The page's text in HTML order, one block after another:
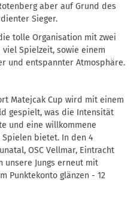
aber auf Grund des
Sieger.
tolle Organisation mit zwei
Spielzeit, sowie einem
und entspannter Atmosphäre.
Matejcak Cup wird mit einem
gespielt, was die Intensität
und eine willkommene
Spielen bietet. In den 4
OSC Vellmar, Eintracht
unsere Jungs erneut mit
Punktekonto glänzen - 12